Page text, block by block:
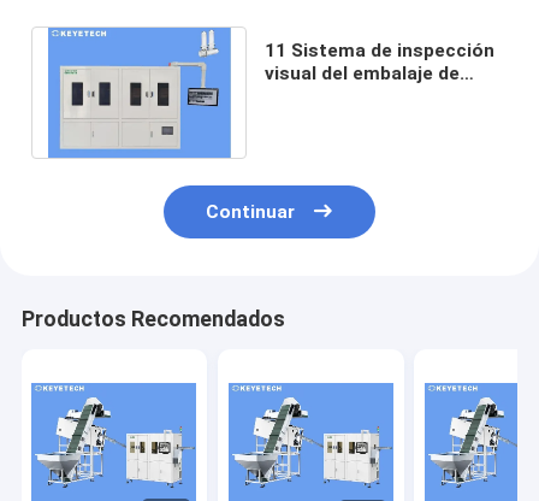
11 Sistema de inspección
visual del embalaje de
Continuar
Productos Recomendados